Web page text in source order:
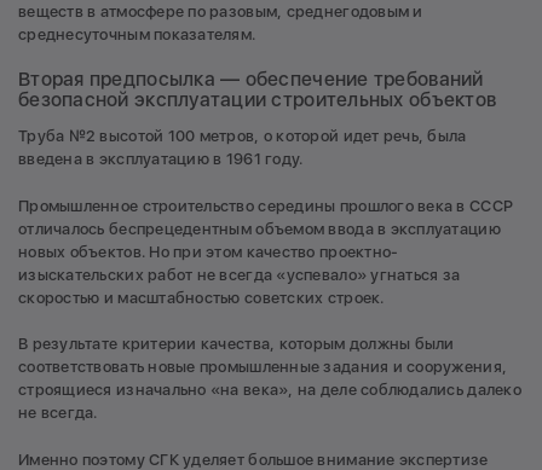
веществ в атмосфере по разовым, среднегодовым и
среднесуточным показателям.
Вторая предпосылка — обеспечение требований
безопасной эксплуатации строительных объектов
Труба №2 высотой 100 метров, о которой идет речь, была
введена в эксплуатацию в 1961 году.
Промышленное строительство середины прошлого века в СССР
отличалось беспрецедентным объемом ввода в эксплуатацию
новых объектов. Но при этом качество проектно-
изыскательских работ не всегда «успевало» угнаться за
скоростью и масштабностью советских строек.
В результате критерии качества, которым должны были
соответствовать новые промышленные задания и сооружения,
строящиеся изначально «на века», на деле соблюдались далеко
не всегда.
Именно поэтому СГК уделяет большое внимание экспертизе